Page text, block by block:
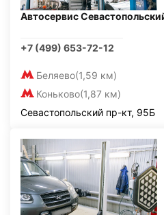
Автосервис
+7 (499) 653-72-12
Беляево(1,59 км)
Коньково(1,87 км)
Севастопольский пр-кт, 95Б